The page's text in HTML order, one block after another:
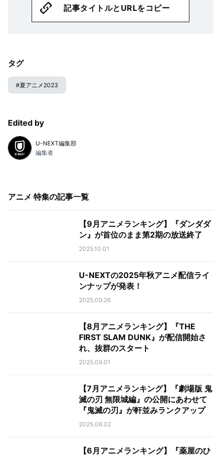
記事タイトルとURLをコピー
タグ
#夏アニメ2023
Edited by
U-NEXT編集部
編集者
アニメ 特集の記事一覧
【9月アニメランキング】『ダンダダ
ン』が首位のまま第2期の放送終了
2025.10.01
U-NEXTの2025年秋アニメ配信ライ
ンナップが発表！
2025.09.26
【8月アニメランキング】『THE
FIRST SLAM DUNK』が配信開始さ
れ、抜群のスタート
2025.09.01
【7月アニメランキング】『劇場版 鬼
滅の刃 無限城編』の公開にあわせて
『鬼滅の刃』が軒並みランクアップ
2025.08.02
【6月アニメランキング】『薬屋のひ